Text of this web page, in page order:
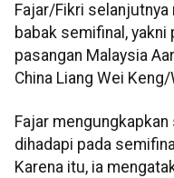
Fajar/Fikri
babak semifinal, yakni
pasangan Malaysia
China Liang Wei Keng/
Fajar mengungkapkan
dihadapi pada
Karena itu, ia